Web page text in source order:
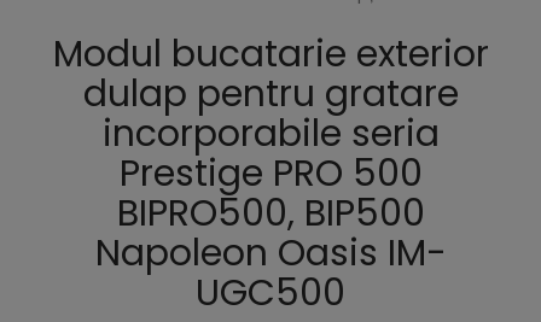
Modul bucatarie exterior
dulap pentru gratare
incorporabile seria
Prestige PRO 500
BIPRO500, BIP500
Napoleon Oasis IM-
UGC500